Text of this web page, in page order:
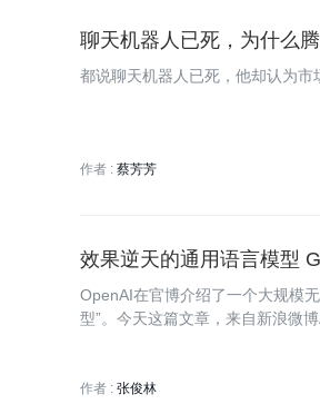
聊天机器人已死，为什么
都说聊天机器人已死，他却认为市
作者 : 蔡芳芳
效果逆天的通用语言模型
OpenAI在官博介绍了一个大规模
型”。今天这篇文章，来自新浪微
作者 : 张俊林